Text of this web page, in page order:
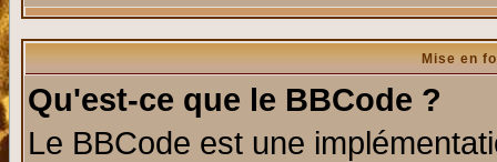
Mise en
Qu'est-ce que le BBCode ?
Le BBCode est une